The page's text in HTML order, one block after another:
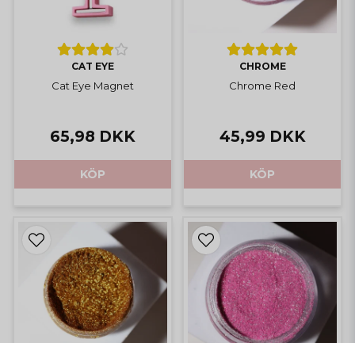
CAT EYE
Cat Eye Magnet
65,98 DKK
KÖP
CHROME
Chrome Red
45,99 DKK
KÖP